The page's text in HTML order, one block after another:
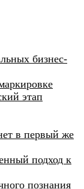
бизнес-
этап
в первый же
подход к
познания